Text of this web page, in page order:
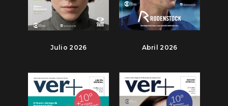
Julio 2026 Abril 2026